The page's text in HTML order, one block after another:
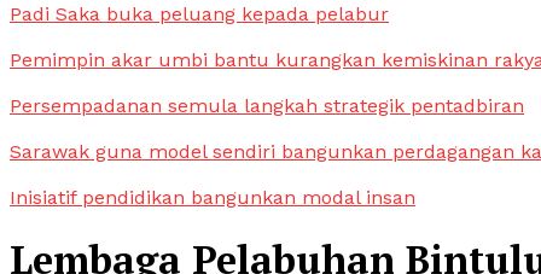
Padi Saka buka peluang kepada pelabur
Pemimpin akar umbi bantu kurangkan kemiskinan
Persempadanan semula langkah strategik pentadbiran
Sarawak guna model sendiri bangunkan perdagangan
Inisiatif pendidikan bangunkan modal insan
Lembaga Pelabuhan